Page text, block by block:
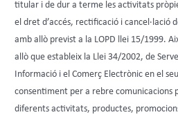
titular i de dur a terme les activitats
el dret d’accés, rectificació i cancel·lació
amb allò previst a la LOPD llei 15/1999.
allò que estableix la Llei 34/2002, de
Informació i el Comerç Electrònic en el
consentiment per a rebre comunicacions
diferents activitats, productes,